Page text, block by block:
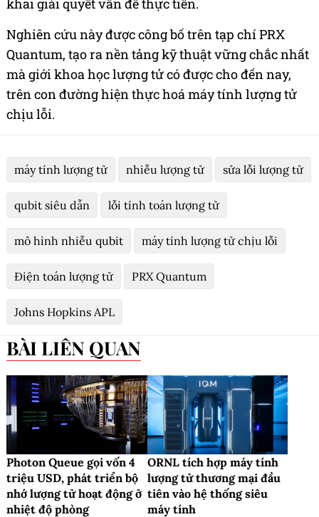
khai giải quyết vấn đề thực tiễn.
Nghiên cứu này được công bố trên tạp chí PRX
Quantum, tạo ra nền tảng kỹ thuật vững chắc nhất
mà giới khoa học lượng tử có được cho đến nay,
trên con đường hiện thực hoá máy tính lượng tử
chịu lỗi.
máy tính lượng tử nhiễu lượng tử sửa lỗi lượng tử
qubit siêu dẫn lỗi tính toán lượng tử
mô hình nhiễu qubit máy tính lượng tử chịu lỗi
Điện toán lượng tử PRX Quantum
Johns Hopkins APL
BÀI LIÊN QUAN
Photon Queue gọi vốn 4
triệu USD, phát triển bộ
nhớ lượng tử hoạt động ở
nhiệt độ phòng
ORNL tích hợp máy tính
lượng tử thương mại đầu
tiên vào hệ thống siêu
máy tính